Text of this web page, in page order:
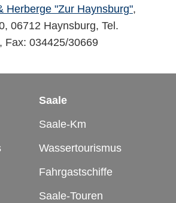
Herberge "Zur Haynsburg",
06712 Haynsburg, Tel.
Fax: 034425/30669
Saale
Saale-Km
Wassertourismus
Fahrgastschiffe
Saale-Touren